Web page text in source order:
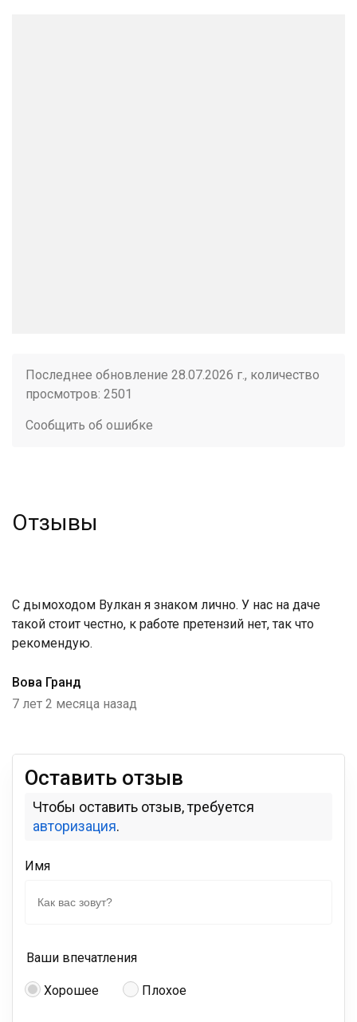
Последнее обновление 28.07.2026 г., количество
просмотров: 2501
Сообщить об ошибке
Отзывы
С дымоходом Вулкан я знаком лично. У нас на даче
такой стоит честно, к работе претензий нет, так что
рекомендую.
Вова Гранд
7 лет 2 месяца назад
Оставить отзыв
Чтобы оставить отзыв, требуется
авторизация.
Имя
Ваши впечатления
Хорошее Плохое